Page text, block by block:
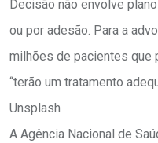
Decisão não envolve
ou por adesão. Para a
milhões de pacientes que
“terão um tratamento
Unsplash
A Agência Nacional de